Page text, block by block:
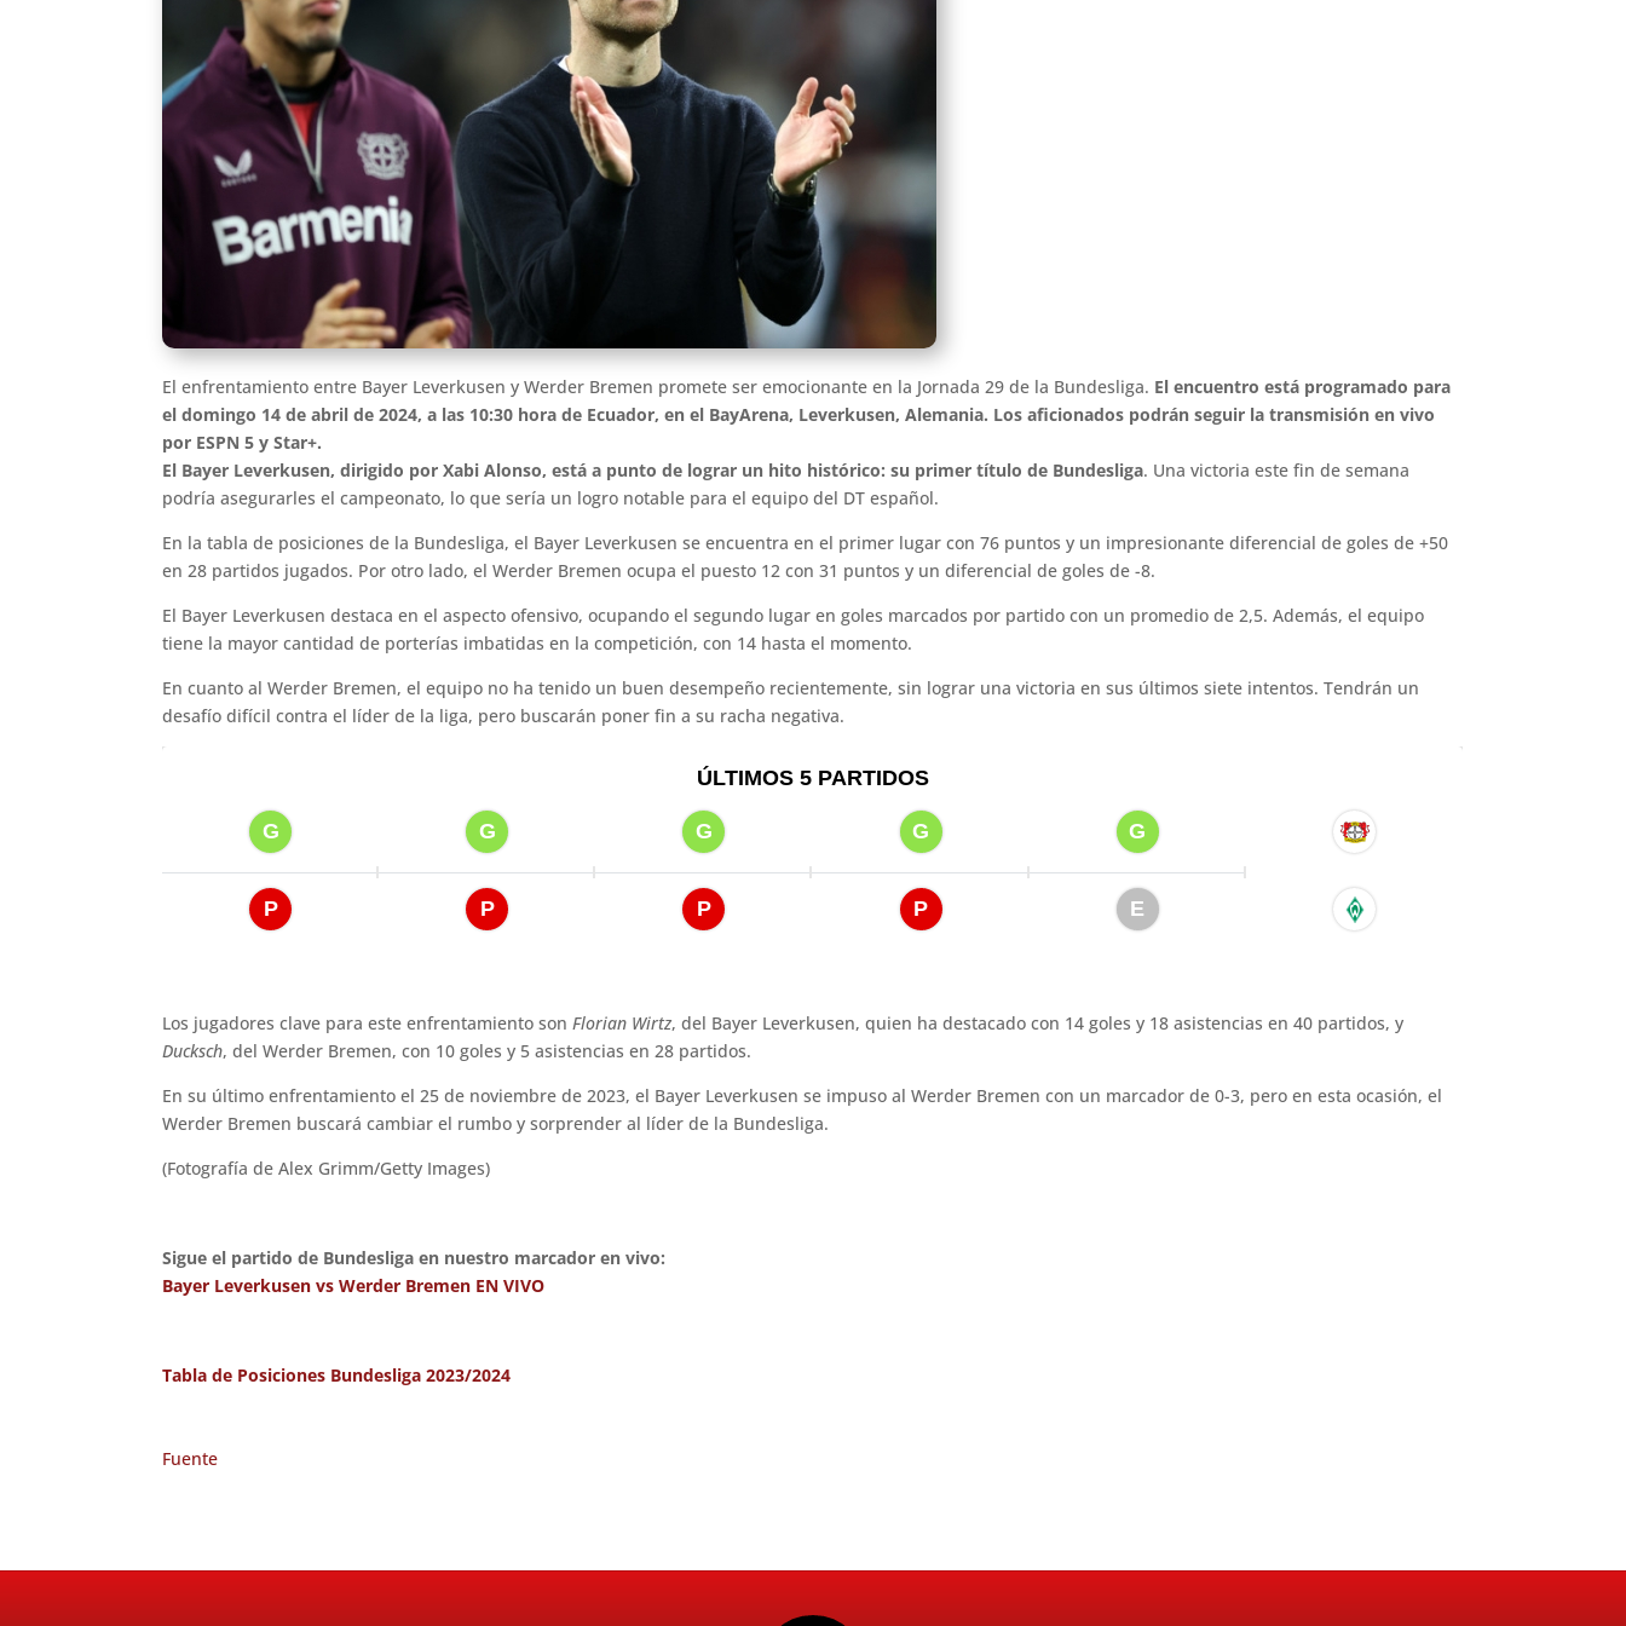
El enfrentamiento entre Bayer Leverkusen y Werder Bremen promete ser emocionante en la Jornada 29 de la Bundesliga. El encuentro está programado para
el domingo 14 de abril de 2024, a las 10:30 hora de Ecuador, en el BayArena, Leverkusen, Alemania. Los aficionados podrán seguir la transmisión en vivo
por ESPN 5 y Star+.
El Bayer Leverkusen, dirigido por Xabi Alonso, está a punto de lograr un hito histórico: su primer título de Bundesliga. Una victoria este fin de semana
podría asegurarles el campeonato, lo que sería un logro notable para el equipo del DT español.
En la tabla de posiciones de la Bundesliga, el Bayer Leverkusen se encuentra en el primer lugar con 76 puntos y un impresionante diferencial de goles de +50
en 28 partidos jugados. Por otro lado, el Werder Bremen ocupa el puesto 12 con 31 puntos y un diferencial de goles de -8.
El Bayer Leverkusen destaca en el aspecto ofensivo, ocupando el segundo lugar en goles marcados por partido con un promedio de 2,5. Además, el equipo
tiene la mayor cantidad de porterías imbatidas en la competición, con 14 hasta el momento.
En cuanto al Werder Bremen, el equipo no ha tenido un buen desempeño recientemente, sin lograr una victoria en sus últimos siete intentos. Tendrán un
desafío difícil contra el líder de la liga, pero buscarán poner fin a su racha negativa.
Los jugadores clave para este enfrentamiento sonFlorian Wirtz, del Bayer Leverkusen, quien ha destacado con 14 goles y 18 asistencias en 40 partidos, y
Ducksch, del Werder Bremen, con 10 goles y 5 asistencias en 28 partidos.
En su último enfrentamiento el 25 de noviembre de 2023, el Bayer Leverkusen se impuso al Werder Bremen con un marcador de 0-3, pero en esta ocasión, el
Werder Bremen buscará cambiar el rumbo y sorprender al líder de la Bundesliga.
(Fotografía de Alex Grimm/Getty Images)
Sigue el partido de Bundesliga en nuestro marcador en vivo:
Bayer Leverkusen vs Werder Bremen EN VIVO
Tabla de Posiciones Bundesliga 2023/2024
Fuente